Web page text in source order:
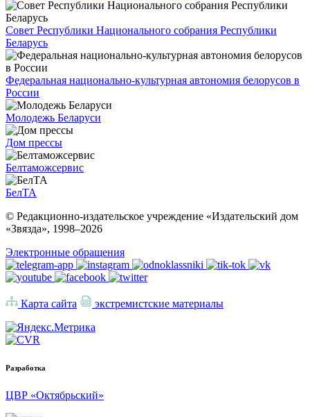
Совет Республики Национального собрания Республики
Беларусь
Федеральная национально-культурная автономия белорусов в
России
Молодежь Беларуси
Дом прессы
Белтаможсервис
БелТА
© Редакционно-издательское учреждение «Издательский дом
«Звязда», 1998–2026
Электронные обращения
Карта сайта экстремистские материалы
Разработка
ЦВР «Октябрьский»